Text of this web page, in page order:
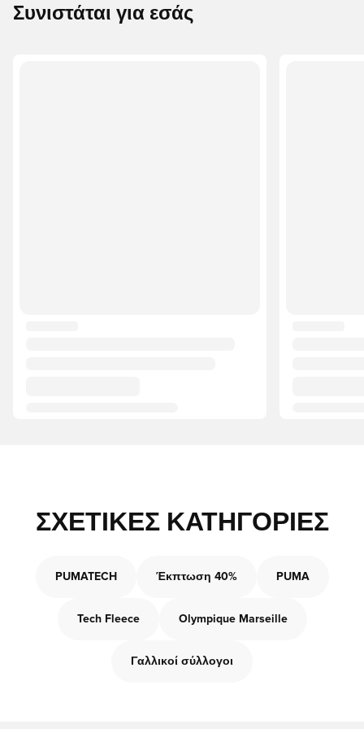
Συνιστάται για εσάς
ΣΧΕΤΙΚΈΣ ΚΑΤΗΓΟΡΊΕΣ
PUMATECH Έκπτωση 40% PUMA
Tech Fleece Olympique Marseille
Γαλλικοί σύλλογοι